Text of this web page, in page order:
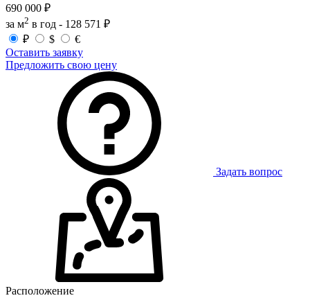
690 000 ₽
за м2 в год - 128 571 ₽
₽
$
€
Оставить заявку
Предложить свою цену
Задать вопрос
Расположение